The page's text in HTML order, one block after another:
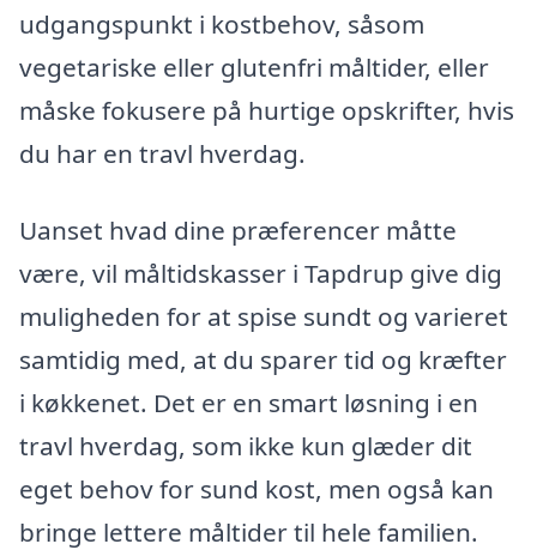
udgangspunkt i kostbehov, såsom
vegetariske eller glutenfri måltider, eller
måske fokusere på hurtige opskrifter, hvis
du har en travl hverdag.
Uanset hvad dine præferencer måtte
være, vil måltidskasser i Tapdrup give dig
muligheden for at spise sundt og varieret
samtidig med, at du sparer tid og kræfter
i køkkenet. Det er en smart løsning i en
travl hverdag, som ikke kun glæder dit
eget behov for sund kost, men også kan
bringe lettere måltider til hele familien.